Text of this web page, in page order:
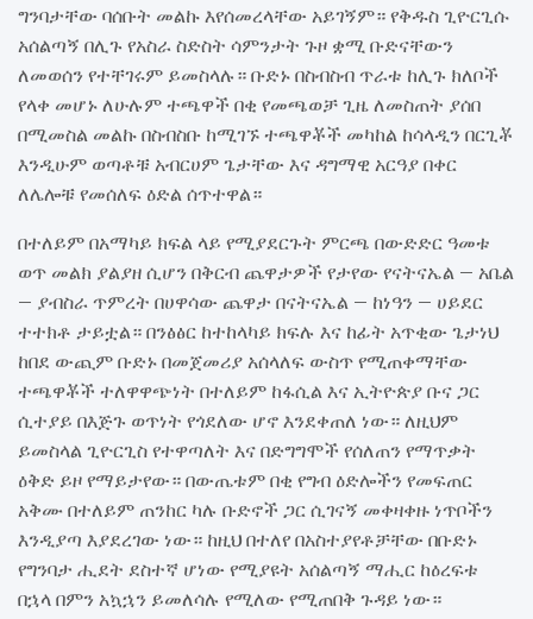
ግንባታቸው ባሰቡት መልኩ እየሰመረላቸው አይገኝም። የቅዱስ ጊዮርጊሱ
አሰልጣኝ በሊጉ የአስራ ስድስት ሳምንታት ጉዞ ቋሚ ቡድናቸውን
ለመወሰን የተቸገሩም ይመስላሉ። ቡድኑ በስብስብ ጥራቱ ከሊጉ ክለቦች
የላቀ መሆኑ ለሁሉም ተጫዋች በቂ የመጫወቻ ጊዜ ለመስጠት ያሰበ
በሚመስል መልኩ በስብስቡ ከሚገኙ ተጫዋቾች መካከል ከሳላዲን በርጊቾ
እንዲሁም ወጣቶቹ አብርሀም ጌታቸው እና ዳግማዊ አርዓያ በቀር
ለሌሎቹ የመሰለፍ ዕድል ሰጥተዋል።
በተለይም በአማካይ ክፍል ላይ የሚያደርጉት ምርጫ በውድድር ዓመቱ
ወጥ መልክ ያልያዘ ሲሆን በቅርብ ጨዋታዎች የታየው የናትናኤል – አቤል
– ያብስራ ጥምረት በሀዋሳው ጨዋታ በናትናኤል – ከነዓን – ሀይደር
ተተክቶ ታይቷል። በንፅፅር ከተከላካይ ክፍሉ እና ከፊት አጥቂው ጌታነህ
ከበደ ውጪም ቡድኑ በመጀመሪያ አሰላለፍ ውስጥ የሚጠቀማቸው
ተጫዋቾች ተለዋዋጭነት በተለይም ከፋሲል እና ኢትዮጵያ ቡና ጋር
ሲተያይ በእጅጉ ወጥነት የጎደለው ሆኖ እንደቀጠለ ነው። ለዚህም
ይመስላል ጊዮርጊስ የተዋጣለት እና በድግግሞች የሰለጠን የማጥቃት
ዕቅድ ይዞ የማይታየው። በውጤቱም በቂ የግብ ዕድሎችን የመፍጠር
አቅሙ በተለይም ጠንከር ካሉ ቡድኖች ጋር ሲገናኝ መቀዛቀዙ ነጥቦችን
እንዲያጣ እያደረገው ነው። ከዚህ በተለየ በአስተያየቶቻቸው በቡድኑ
የግንባታ ሒደት ደስተኛ ሆነው የሚያዩት አሰልጣኝ ማሒር ከዕረፍቱ
በኋላ በምን አኳኋን ይመለሳሉ የሚለው የሚጠበቅ ጉዳይ ነው።